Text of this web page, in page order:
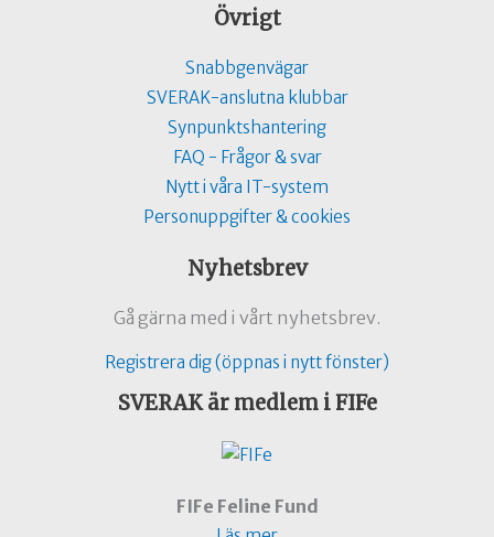
Övrigt
Snabbgenvägar
SVERAK-anslutna klubbar
Synpunktshantering
FAQ - Frågor & svar
Nytt i våra IT-system
Personuppgifter & cookies
Nyhetsbrev
Gå gärna med i vårt nyhetsbrev.
Registrera dig (öppnas i nytt fönster)
SVERAK är medlem i FIFe
FIFe Feline Fund